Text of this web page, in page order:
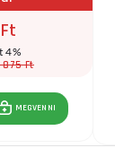
4%
875 Ft
MEGVENNI